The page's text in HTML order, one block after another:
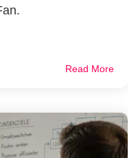
Read More